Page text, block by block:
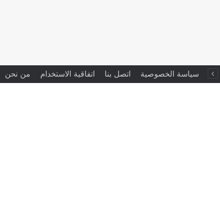
سياسة الخصوصية اتصل بنا اتفاقية الاستخدام من نحن